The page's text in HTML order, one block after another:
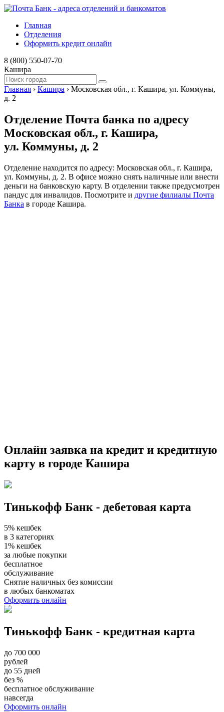
Главная
Отделения
Оформить кредит онлайн
8 (800) 550-07-70
Кашира
Главная › Кашира › Московская обл., г. Кашира, ул. Коммуны,
д. 2
Отделение Почта банка по адресу
Московская обл., г. Кашира,
ул. Коммуны, д. 2
Отделение находится по адресу: Московская обл., г. Кашира,
ул. Коммуны, д. 2. В офисе можно снять наличные или внести
деньги на банковскую карту. В отделении также предусмотрен
пандус для инвалидов. Посмотрите и другие филиалы Почта
Банка в городе Кашира.
Онлайн заявка на кредит и кредитную
карту в городе Кашира
Тинькофф Банк - дебетовая карта
5% кешбек
в 3 категориях
1% кешбек
за любые покупки
бесплатное
обслуживание
Снятие наличных без комиссии
в любых банкоматах
Оформить онлайн
Тинькофф Банк - кредитная карта
до 700 000
рублей
до 55 дней
без %
бесплатное обслуживание
навсегда
Оформить онлайн